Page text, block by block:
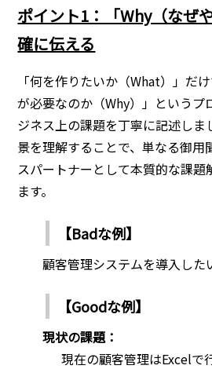
ポイント1：「Why（なぜ
確に伝える
「何を作りたいか（What）」だ
が必要なのか（Why）」というプ
ジネス上の課題を丁寧に記述しま
景を理解することで、単なる御用
スパートナーとして本質的な課
ます。
【Badな例】
顧客管理システムを導入した
【Goodな例】
現状の課題：
現在の顧客管理はExcelで